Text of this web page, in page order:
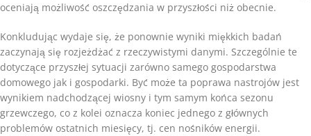
oceniają możliwość oszczędzania w przyszłości niż obecnie.
Konkludując wydaje się, że ponownie wyniki miękkich badań
zaczynają się rozjeżdżać z rzeczywistymi danymi. Szczególnie te
dotyczące przyszłej sytuacji zarówno samego gospodarstwa
domowego jak i gospodarki. Być może ta poprawa nastrojów jest
wynikiem nadchodzącej wiosny i tym samym końca sezonu
grzewczego, co z kolei oznacza koniec jednego z głównych
problemów ostatnich miesięcy, tj. cen nośników energii.